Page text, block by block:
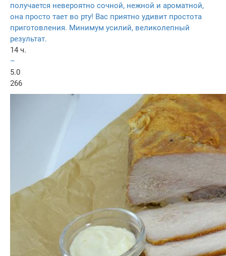
получается невероятно сочной, нежной и ароматной,
она просто тает во рту! Вас приятно удивит простота
приготовления. Минимум усилий, великолепный
результат.
14 ч.
–
5.0
266